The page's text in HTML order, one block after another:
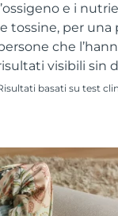
e i
tossine, per una
che
visibili sin
basati su test